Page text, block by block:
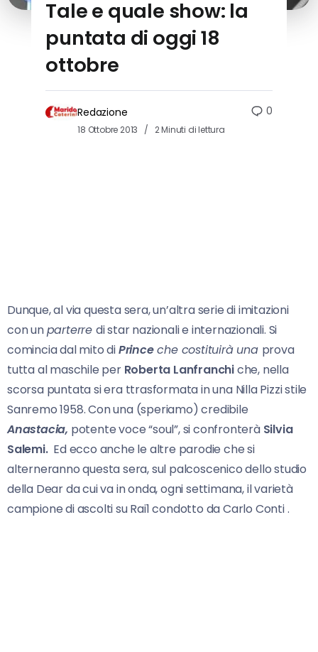
Tale e quale show: la
puntata di oggi 18
ottobre
Redazione
18 Ottobre 2013 2 Minuti di lettura
0
Dunque, al via questa sera, un’altra serie di imitazioni
con unparterre di star nazionali e internazionali. Si
comincia dal mito diPrinceche costituirà una prova
tutta al maschile per Roberta Lanfranchiche, nella
scorsa puntata si era ttrasformata in una Nilla Pizzi stile
Sanremo 1958. Con una (speriamo) credibile
Anastacia, potente voce “soul”, si confronterà Silvia
Salemi.Ed ecco anche le altre parodie che si
alterneranno questa sera, sul palcoscenico dello studio
della Dear da cui va in onda, ogni settimana, il varietà
campione di ascolti su Rai1 condotto da Carlo Conti .